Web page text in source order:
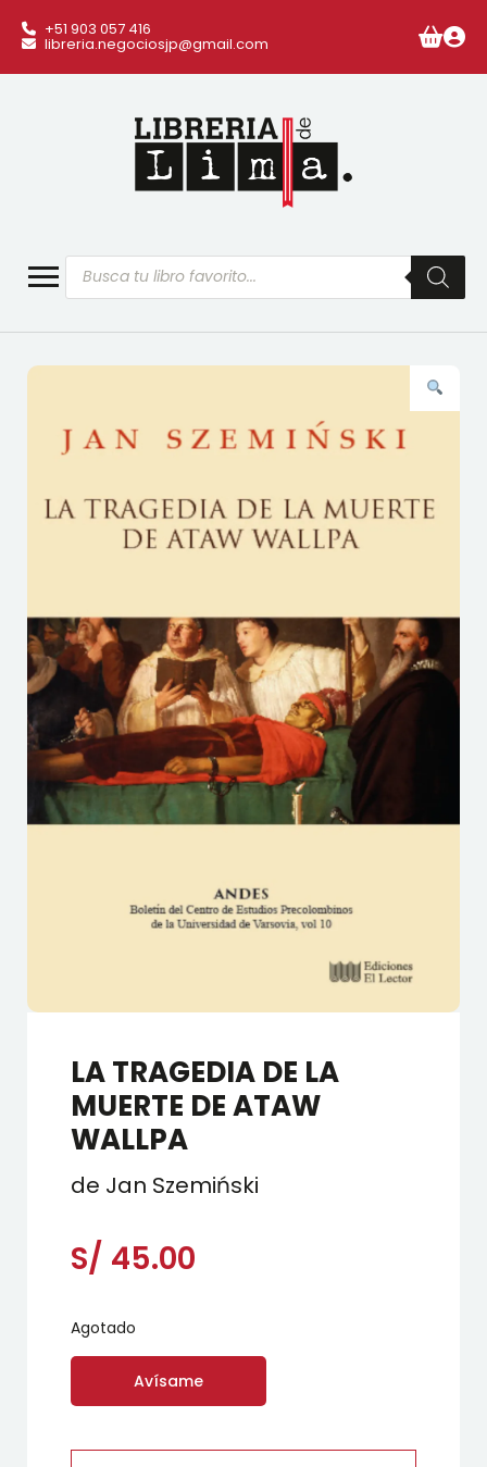
+51 903 057 416
libreria.negociosjp@gmail.com
Búsqueda
de
productos
LA TRAGEDIA DE LA
MUERTE DE ATAW
WALLPA
de Jan Szemiński
S/ 45.00
Agotado
Avísame